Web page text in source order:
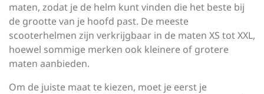
maten, zodat je de helm kunt vinden die het beste bij
de grootte van je hoofd past. De meeste
scooterhelmen zijn verkrijgbaar in de maten XS tot XXL,
hoewel sommige merken ook kleinere of grotere
maten aanbieden.
Om de juiste maat te kiezen, moet je eerst je